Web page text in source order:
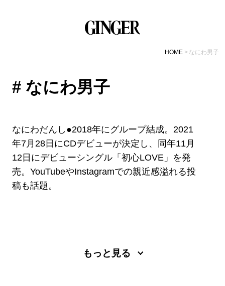
HOME なにわ男子
# なにわ男子
なにわだんし●2018年にグループ結成。2021
年7月28日にCDデビューが決定し、同年11月
12日にデビューシングル「初心LOVE」を発
売。YouTubeやInstagramでの親近感溢れる投
稿も話題。
もっと見る